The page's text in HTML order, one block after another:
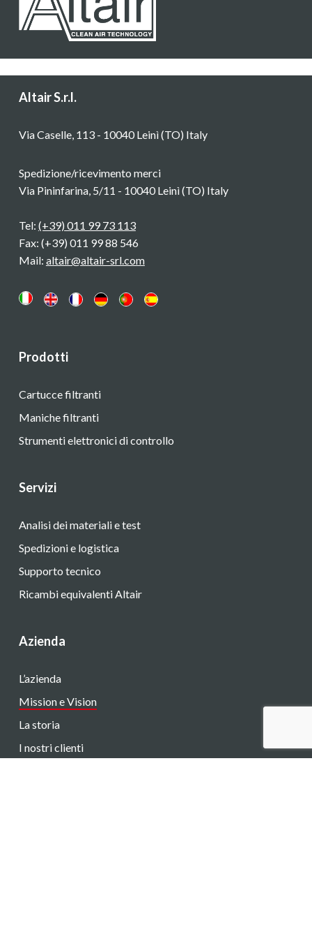
Altair S.r.l.
Via Caselle, 113 - 10040 Leinì (TO) Italy
Spedizione/ricevimento merci
Via Pininfarina, 5/11 - 10040 Leinì (TO) Italy
Tel: (+39) 011 99 73 113
Fax: (+39) 011 99 88 546
Mail: altair@altair-srl.com
Prodotti
Cartucce filtranti
Maniche filtranti
Strumenti elettronici di controllo
Servizi
Analisi dei materiali e test
Spedizioni e logistica
Supporto tecnico
Ricambi equivalenti Altair
Azienda
L’azienda
Mission e Vision
La storia
I nostri clienti